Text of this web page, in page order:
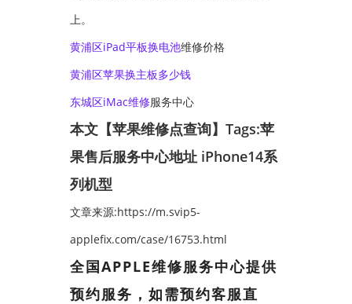
上。
黄浦区iPad平板换电池维修价格
黄浦区苹果换主板多少钱
东城区iMac维修服务中心
本文【苹果维修点查询】Tags:苹
果售后服务中心地址 iPhone14系
列机型
文章来源:https://m.svip5-
applefix.com/case/16753.html
全国APPLE维修服务中心提供
预约服务，如需预约客服直